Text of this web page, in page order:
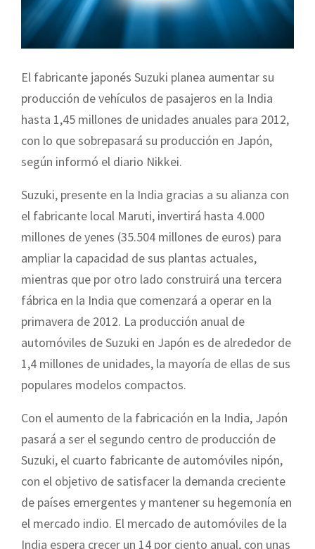
El fabricante japonés Suzuki planea aumentar su
producción de vehículos de pasajeros en la India
hasta 1,45 millones de unidades anuales para 2012,
con lo que sobrepasará su producción en Japón,
según informó el diario Nikkei.
Suzuki, presente en la India gracias a su alianza con
el fabricante local Maruti, invertirá hasta 4.000
millones de yenes (35.504 millones de euros) para
ampliar la capacidad de sus plantas actuales,
mientras que por otro lado construirá una tercera
fábrica en la India que comenzará a operar en la
primavera de 2012. La producción anual de
automóviles de Suzuki en Japón es de alrededor de
1,4 millones de unidades, la mayoría de ellas de sus
populares modelos compactos.
Con el aumento de la fabricación en la India, Japón
pasará a ser el segundo centro de producción de
Suzuki, el cuarto fabricante de automóviles nipón,
con el objetivo de satisfacer la demanda creciente
de países emergentes y mantener su hegemonía en
el mercado indio. El mercado de automóviles de la
India espera crecer un 14 por ciento anual, con unas